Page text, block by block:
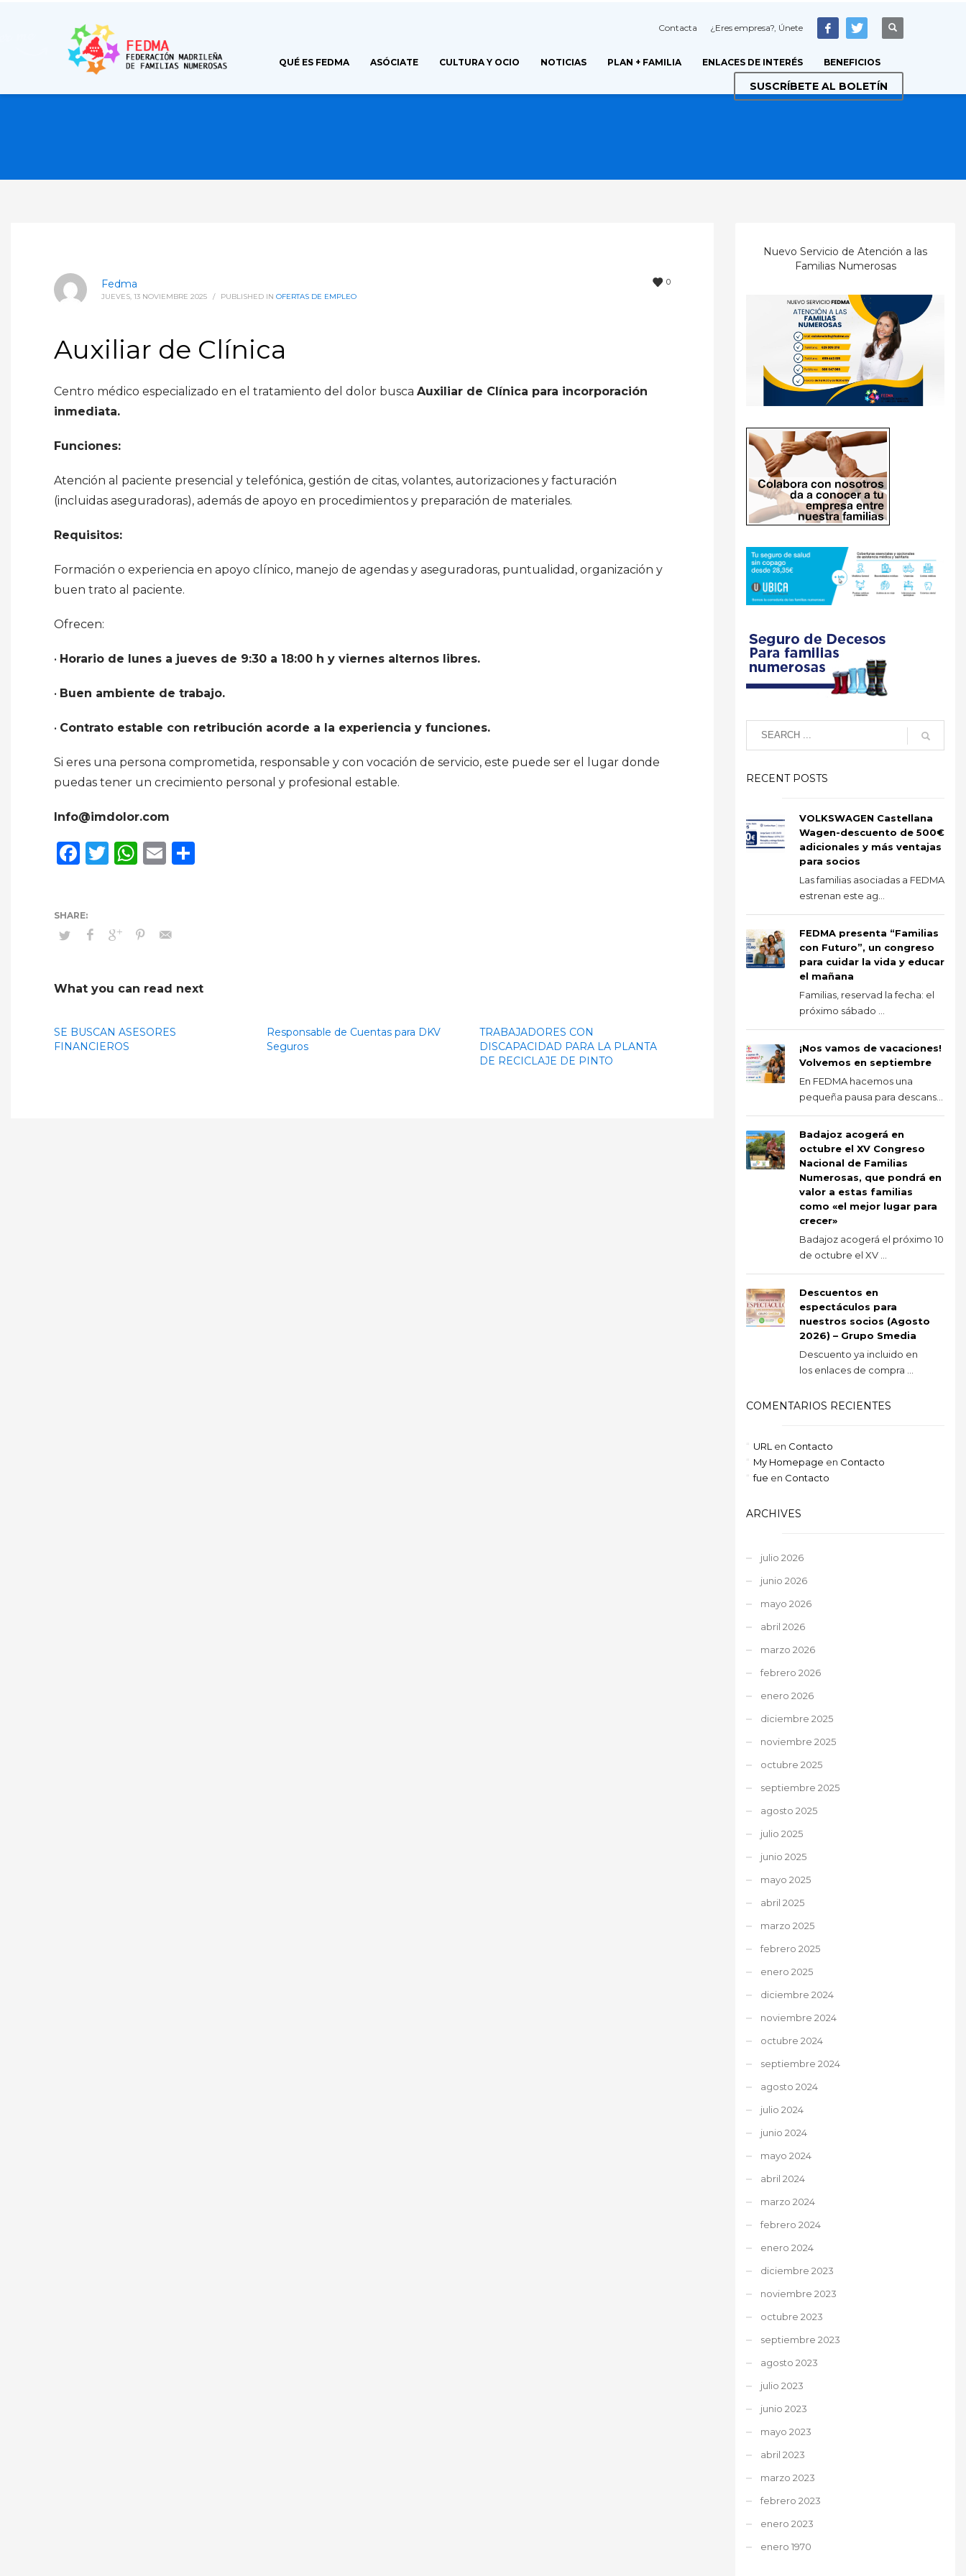
Contacta ¿Eres empresa?, Únete
QUÉ ES FEDMA ASÓCIATE CULTURA Y OCIO NOTICIAS PLAN + FAMILIA ENLACES DE INTERÉS BENEFICIOS
SUSCRÍBETE AL BOLETÍN
0
Fedma
JUEVES, 13 NOVIEMBRE 2025 / PUBLISHED IN OFERTAS DE EMPLEO
Auxiliar de Clínica
Centro médico especializado en el tratamiento del dolor busca Auxiliar de Clínica para incorporación
inmediata.
Funciones:
Atención al paciente presencial y telefónica, gestión de citas, volantes, autorizaciones y facturación
(incluidas aseguradoras), además de apoyo en procedimientos y preparación de materiales.
Requisitos:
Formación o experiencia en apoyo clínico, manejo de agendas y aseguradoras, puntualidad, organización y
buen trato al paciente.
Ofrecen:
• Horario de lunes a jueves de 9:30 a 18:00 h y viernes alternos libres.
• Buen ambiente de trabajo.
• Contrato estable con retribución acorde a la experiencia y funciones.
Si eres una persona comprometida, responsable y con vocación de servicio, este puede ser el lugar donde
puedas tener un crecimiento personal y profesional estable.
Info@imdolor.com
Facebook
Twitter
WhatsApp
Email
What you can read next
SE BUSCAN ASESORES
FINANCIEROS
Responsable de Cuentas para DKV
Seguros
TRABAJADORES CON
DISCAPACIDAD PARA LA PLANTA
DE RECICLAJE DE PINTO
Nuevo Servicio de Atención a las
Familias Numerosas
RECENT POSTS
VOLKSWAGEN Castellana
Wagen-descuento de 500€
adicionales y más ventajas
para socios
Las familias asociadas a FEDMA
estrenan este ag...
FEDMA presenta “Familias
con Futuro”, un congreso
para cuidar la vida y educar
el mañana
Familias, reservad la fecha: el
próximo sábado ...
¡Nos vamos de vacaciones!
Volvemos en septiembre
En FEDMA hacemos una
pequeña pausa para descans...
Badajoz acogerá en
octubre el XV Congreso
Nacional de Familias
Numerosas, que pondrá en
valor a estas familias
como «el mejor lugar para
crecer»
Badajoz acogerá el próximo 10
de octubre el XV ...
Descuentos en
espectáculos para
nuestros socios (Agosto
2026) – Grupo Smedia
Descuento ya incluido en
los enlaces de compra ...
COMENTARIOS RECIENTES
URL en Contacto
My Homepage en Contacto
fue en Contacto
ARCHIVES
julio 2026
junio 2026
mayo 2026
abril 2026
marzo 2026
febrero 2026
enero 2026
diciembre 2025
noviembre 2025
octubre 2025
septiembre 2025
agosto 2025
julio 2025
junio 2025
mayo 2025
abril 2025
marzo 2025
febrero 2025
enero 2025
diciembre 2024
noviembre 2024
octubre 2024
septiembre 2024
agosto 2024
julio 2024
junio 2024
mayo 2024
abril 2024
marzo 2024
febrero 2024
enero 2024
diciembre 2023
noviembre 2023
octubre 2023
septiembre 2023
agosto 2023
julio 2023
junio 2023
mayo 2023
abril 2023
marzo 2023
febrero 2023
enero 2023
enero 1970